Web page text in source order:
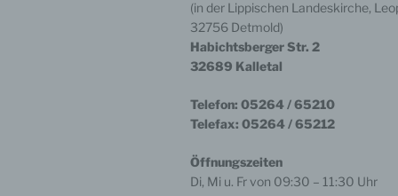
(in der Lippischen Landeskirche,
32756 Detmold)
Habichtsberger Str. 2
32689 Kalletal
Telefon: 05264 / 65210
Telefax: 05264 / 65212
Öffnungszeiten
Di, Mi u. Fr von 09:30 – 11:30 UhrBitte